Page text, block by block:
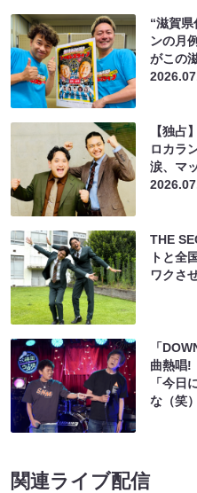
“滋賀
ンの月
がこの
【独占
ロカラ
涙、マ
THE
トと全
ワクさ
「
曲熱唱!
「今日
な（笑
関連ライブ配信